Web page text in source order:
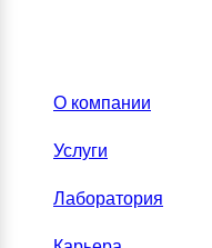
О компании
Услуги
Лаборатория